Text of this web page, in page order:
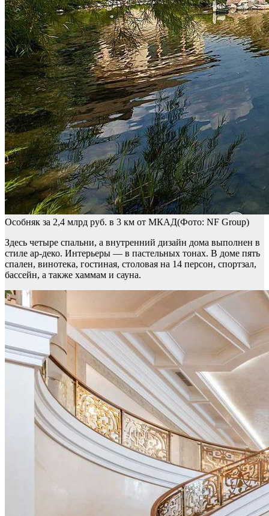
Особняк за 2,4 млрд руб. в 3 км от МКАД(Фото: NF Group)
Здесь четыре спальни, а внутренний дизайн дома выполнен в
стиле ар-деко. Интерьеры — в пастельных тонах. В доме пять
спален, винотека, гостиная, столовая на 14 персон, спортзал,
бассейн, а также хаммам и сауна.